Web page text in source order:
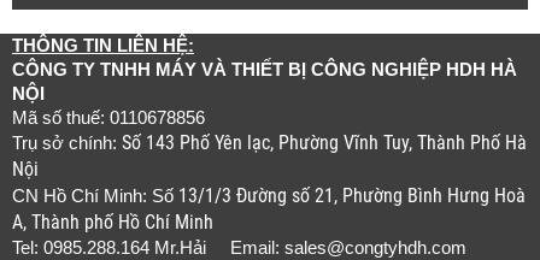
THÔNG TIN LIÊN HỆ:
CÔNG TY TNHH MÁY VÀ THIẾT BỊ CÔNG NGHIỆP HDH HÀ
NỘI
Mã số thuế: 0110678856
Trụ sở chính: Số 143 Phố Yên lạc, Phường Vĩnh Tuy, Thành Phố Hà
Nội
CN Hồ Chí Minh: Số 13/1/3 Đường số 21, Phường Bình Hưng Hoà
A, Thành phố Hồ Chí Minh
Tel: 0985.288.164 Mr.Hải Email: sales@congtyhdh.com